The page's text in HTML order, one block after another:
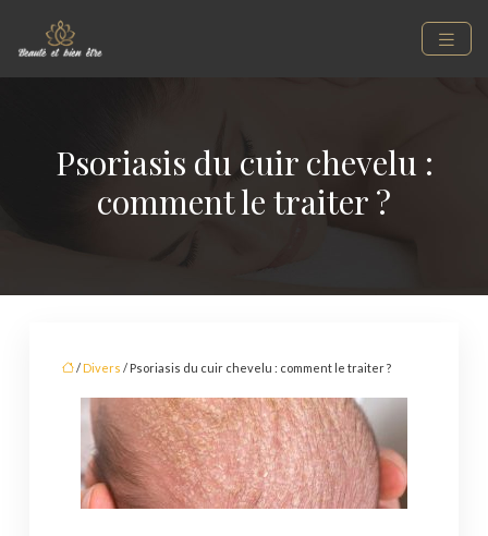
Psoriasis du cuir chevelu :
comment le traiter ?
/ Divers / Psoriasis du cuir chevelu : comment le traiter ?